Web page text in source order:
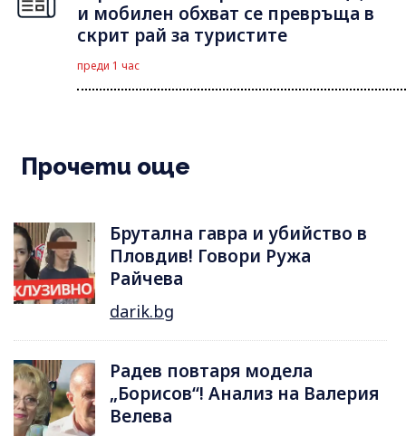
и мобилен обхват се превръща в
скрит рай за туристите
преди 1 час
Прочети още
Брутална гавра и убийство в
Пловдив! Говори Ружа
Райчева
darik.bg
Радев повтаря модела
„Борисов“! Анализ на Валерия
Велева